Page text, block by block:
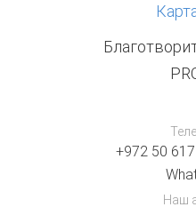
+972 50
Наш